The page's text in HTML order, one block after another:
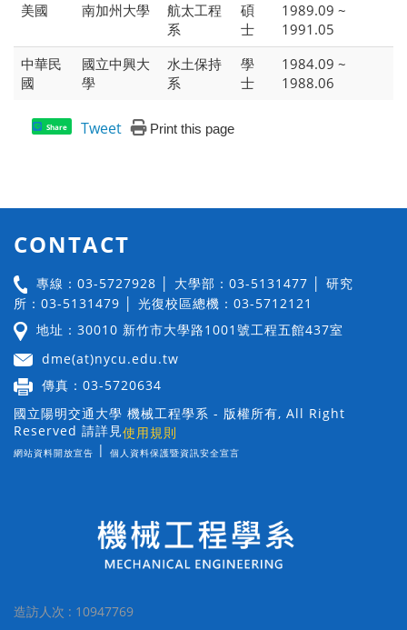
美國
南加州大學
航太工程
系
碩
士
1989.09 ~
1991.05
中華民
國
國立中興大
學
水土保持
系
學
士
1984.09 ~
1988.06
Share Tweet Print this page
CONTACT
專線：03-5727928 │ 大學部：03-5131477 │ 研究
所：03-5131479 │ 光復校區總機：03-5712121
地址：30010 新竹市大學路1001號工程五館437室
dme(at)nycu.edu.tw
傳真：03-5720634
國立陽明交通大學 機械工程學系 - 版權所有, All Right
Reserved 請詳見使用規則
網站資料開放宣告 | 個人資料保護暨資訊安全宣言
造訪人次 : 10947769